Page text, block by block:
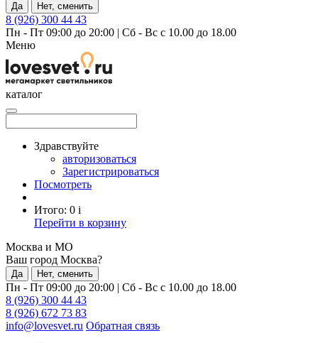
Да Нет, сменить
8 (926) 300 44 43
Пн - Пт 09:00 до 20:00 | Сб - Вс с 10.00 до 18.00
Меню
каталог
Здравствуйте
авторизоваться
Зарегистрироваться
Посмотреть
Итого: 0 i
Перейти в корзину
Москва и МО
Ваш город Москва?
Да Нет, сменить
Пн - Пт 09:00 до 20:00 | Сб - Вс с 10.00 до 18.00
8 (926) 300 44 43
8 (926) 672 73 83
info@lovesvet.ru Обратная связь